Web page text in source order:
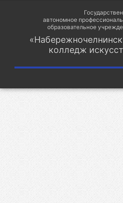
автономное
образовательное
колледж